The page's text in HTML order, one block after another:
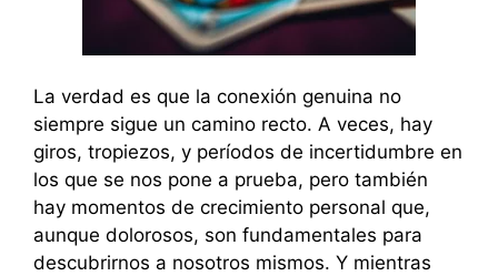
La verdad es que la conexión genuina no
siempre sigue un camino recto. A veces, hay
giros, tropiezos, y períodos de incertidumbre en
los que se nos pone a prueba, pero también
hay momentos de crecimiento personal que,
aunque dolorosos, son fundamentales para
descubrirnos a nosotros mismos. Y mientras